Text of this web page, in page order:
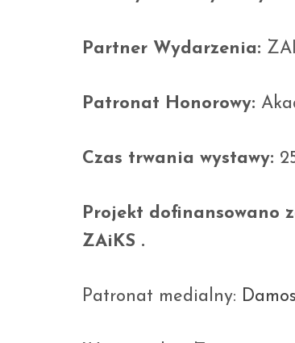
Partner Wydarzenia:
Patronat Honorowy:
Czas trwania wystawy:
Projekt dofinansowano
ZAiKS .
Patronat medialny: